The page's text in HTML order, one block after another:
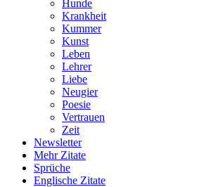
Hunde
Krankheit
Kummer
Kunst
Leben
Lehrer
Liebe
Neugier
Poesie
Vertrauen
Zeit
Newsletter
Mehr Zitate
Sprüche
Englische Zitate